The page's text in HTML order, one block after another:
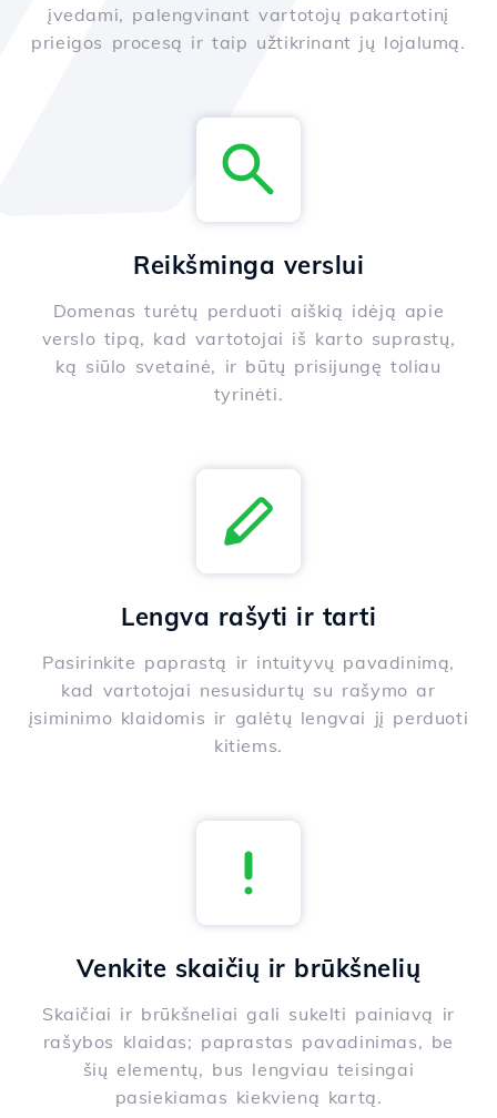
įvedami, palengvinant vartotojų pakartotinį
prieigos procesą ir taip užtikrinant jų lojalumą.
Reikšminga verslui
Domenas turėtų perduoti aiškią idėją apie
verslo tipą, kad vartotojai iš karto suprastų,
ką siūlo svetainė, ir būtų prisijungę toliau
tyrinėti.
Lengva rašyti ir tarti
Pasirinkite paprastą ir intuityvų pavadinimą,
kad vartotojai nesusidurtų su rašymo ar
įsiminimo klaidomis ir galėtų lengvai jį perduoti
kitiems.
Venkite skaičių ir brūkšnelių
Skaičiai ir brūkšneliai gali sukelti painiavą ir
rašybos klaidas; paprastas pavadinimas, be
šių elementų, bus lengviau teisingai
pasiekiamas kiekvieną kartą.